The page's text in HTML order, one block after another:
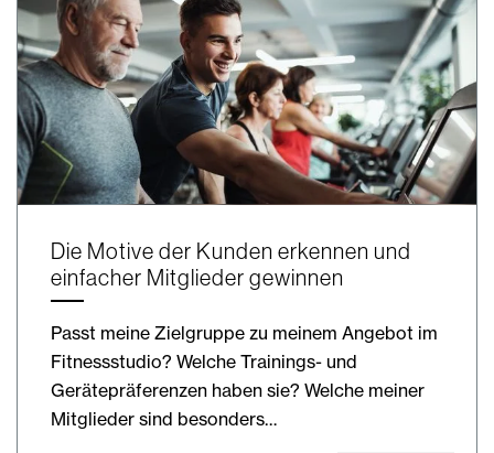
Die Motive der Kunden erkennen und
einfacher Mitglieder gewinnen
Passt meine Zielgruppe zu meinem Angebot im
Fitnessstudio? Welche Trainings- und
Gerätepräferenzen haben sie? Welche meiner
Mitglieder sind besonders…